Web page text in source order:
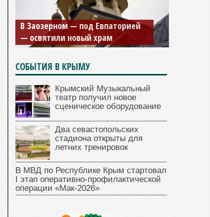
Мужской монастырь Косьмы и
Дамиана в Крыму вновь открыт
для посещения
СОБЫТИЯ В КРЫМУ
Крымский Музыкальный
театр получил новое
сценическое оборудование
Два севастопольских
стадиона открыты для
летних тренировок
В МВД по Республике Крым стартовал
I этап оперативно‑профилактической
операции «Мак‑2026»